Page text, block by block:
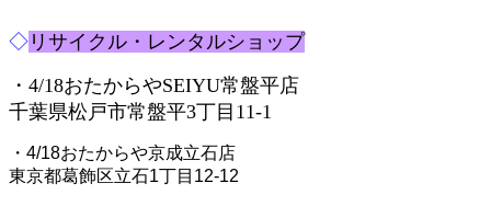
◇ リサイクル・レンタルショップ
・4/18おたからやSEIYU常盤平店
千葉県松戸市常盤平3丁目11-1
・4/18おたからや京成立石店
東京都葛飾区立石1丁目12-12